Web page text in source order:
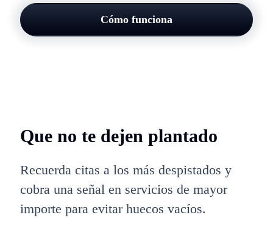
Cómo funciona
Que no te dejen plantado
Recuerda citas a los más despistados y
cobra una señal en servicios de mayor
importe para evitar huecos vacíos.